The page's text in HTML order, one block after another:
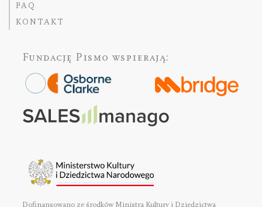
FAQ
KONTAKT
Fundację Pismo wspierają:
Dofinansowano ze środków Ministra Kultury i Dziedzictwa